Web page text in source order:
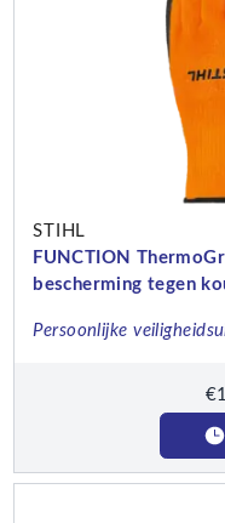
STIHL
FUNCTION
bescherming tegen
Persoonlijke
€